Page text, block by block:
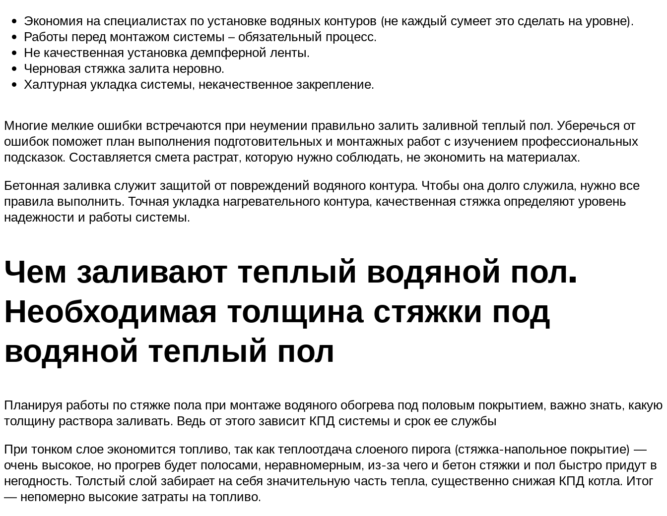
Экономия на специалистах по установке водяных контуров (не каждый сумеет это сделать на уровне).
Работы перед монтажом системы – обязательный процесс.
Не качественная установка демпферной ленты.
Черновая стяжка залита неровно.
Халтурная укладка системы, некачественное закрепление.
Многие мелкие ошибки встречаются при неумении правильно залить заливной теплый пол. Уберечься от
ошибок поможет план выполнения подготовительных и монтажных работ с изучением профессиональных
подсказок. Составляется смета растрат, которую нужно соблюдать, не экономить на материалах.
Бетонная заливка служит защитой от повреждений водяного контура. Чтобы она долго служила, нужно все
правила выполнить. Точная укладка нагревательного контура, качественная стяжка определяют уровень
надежности и работы системы.
Чем заливают теплый водяной пол.
Необходимая толщина стяжки под
водяной теплый пол
Планируя работы по стяжке пола при монтаже водяного обогрева под половым покрытием, важно знать, какую
толщину раствора заливать. Ведь от этого зависит КПД системы и срок ее службы
При тонком слое экономится топливо, так как теплоотдача слоеного пирога (стяжка-напольное покрытие) —
очень высокое, но прогрев будет полосами, неравномерным, из-за чего и бетон стяжки и пол быстро придут в
негодность. Толстый слой забирает на себя значительную часть тепла, существенно снижая КПД котла. Итог
— непомерно высокие затраты на топливо.